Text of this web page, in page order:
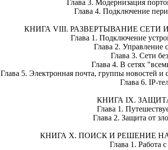
Глава 3. Модернизация
Глава 4. Подключение
КНИГА VIII. РАЗВЕРТЫВАНИЕ
Глава 1. Подключение
Глава 2. Управление
Глава 3. Сети
Глава 4. В сетях
Глава 5. Электронная почта, группы новостей
Глава 6. IP-
КНИГА IX.
Глава 1.
Глава 2. Защита от
КНИГА X. ПОИСК И РЕШЕНИЕ
Глава 1. Работа